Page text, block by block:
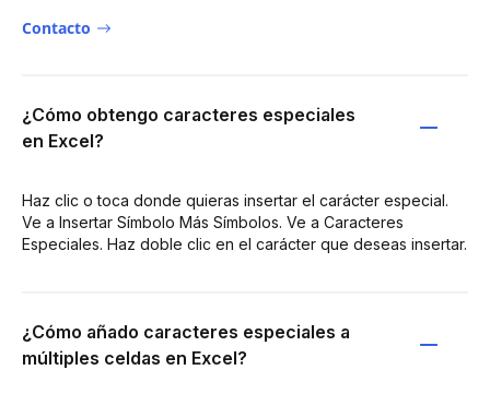
Contacto
¿Cómo obtengo caracteres especiales
en Excel?
Haz clic o toca donde quieras insertar el carácter especial.
Ve a Insertar Símbolo Más Símbolos. Ve a Caracteres
Especiales. Haz doble clic en el carácter que deseas insertar.
¿Cómo añado caracteres especiales a
múltiples celdas en Excel?